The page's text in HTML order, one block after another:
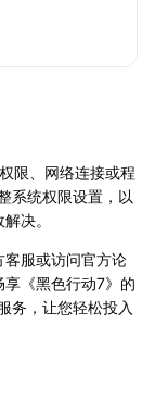
限、网络连接或程
系统权限设置，以
决。
服或访问官方论
《黑色行动7》的
务，让您轻松投入